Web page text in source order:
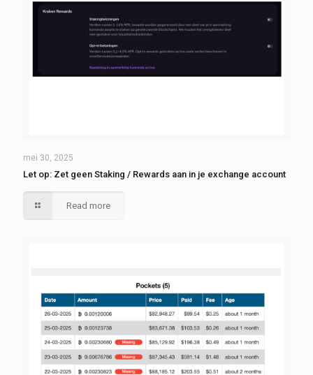
mei 30, 2025
Let op: Zet geen Staking / Rewards aan in je exchange account
Read more